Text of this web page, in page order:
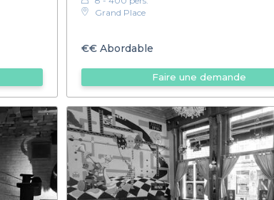
Grand Place
€€Abordable
Faire une demande